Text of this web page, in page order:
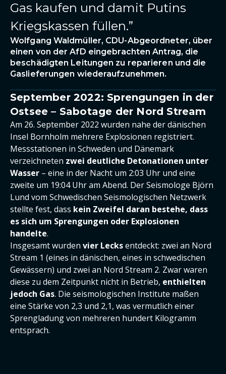
Gas kaufen und damit Putins
Kriegskassen füllen.
Wolfgang Waldmüller, CDU-Abgeordneter, über
einen von der AfD eingebrachten Antrag, die
beschädigten Leitungen zu reparieren und die
Gaslieferungen wiederaufzunehmen.
September 2022: Sprengungen in der
Ostsee – Sabotage der Nord Stream
Am 26. September 2022 wurden nahe der dänischen
Insel Bornholm mehrere Explosionen registriert.
Messstationen in Schweden und Dänemark
verzeichneten zwei deutliche Detonationen unter
Wasser – eine in der Nacht um 2:03 Uhr und eine
zweite um 19:04 Uhr am Abend. Der Seismologe Björn
Lund vom Schwedischen Seismologischen Netzwerk
stellte fest, dass kein Zweifel daran bestehe, dass
es sich um Sprengungen oder Explosionen
handelte.
Insgesamt wurden vier Lecksentdeckt: zwei an Nord
Stream 1 (eines in dänischen, eines in schwedischen
Gewässern) und zwei an Nord Stream 2. Zwar waren
diese zu dem Zeitpunkt nicht in Betrieb, enthielten
jedoch Gas. Die seismologischen Institute maßen
eine Stärke von 2,3 und 2,1, was vermutlich einer
Sprengladung von mehreren hundert Kilogramm
entsprach.